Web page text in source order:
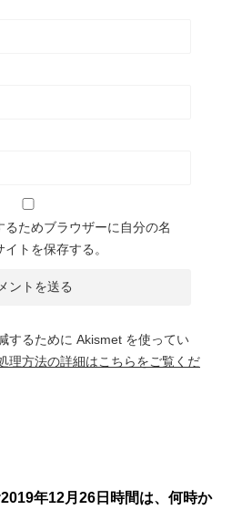
ためブラウザーに自分の名
トを保存する。
するために Akismet を使ってい
理方法の詳細はこちらをご覧くだ
年12月26日時間は、何時か